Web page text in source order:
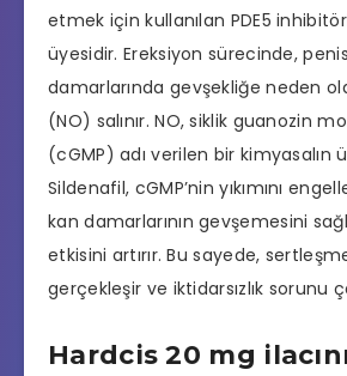
etmek için kullanılan PDE5
üyesidir. Ereksiyon sürecinde,
damarlarında gevşekliğe neden
(NO) salınır. NO, siklik guanozin
(cGMP) adı verilen bir kimyasalın
Sildenafil, cGMP’nin yıkımını
kan damarlarının gevşemesini
etkisini artırır. Bu sayede,
gerçekleşir ve iktidarsızlık sorunu
Hardcis 20 mg